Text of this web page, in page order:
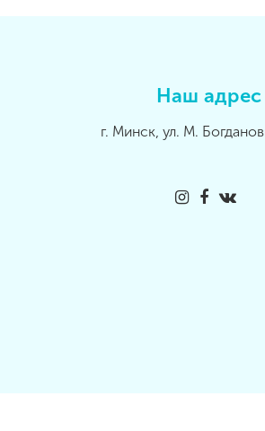
Наш адрес
г. Минск, ул. М.